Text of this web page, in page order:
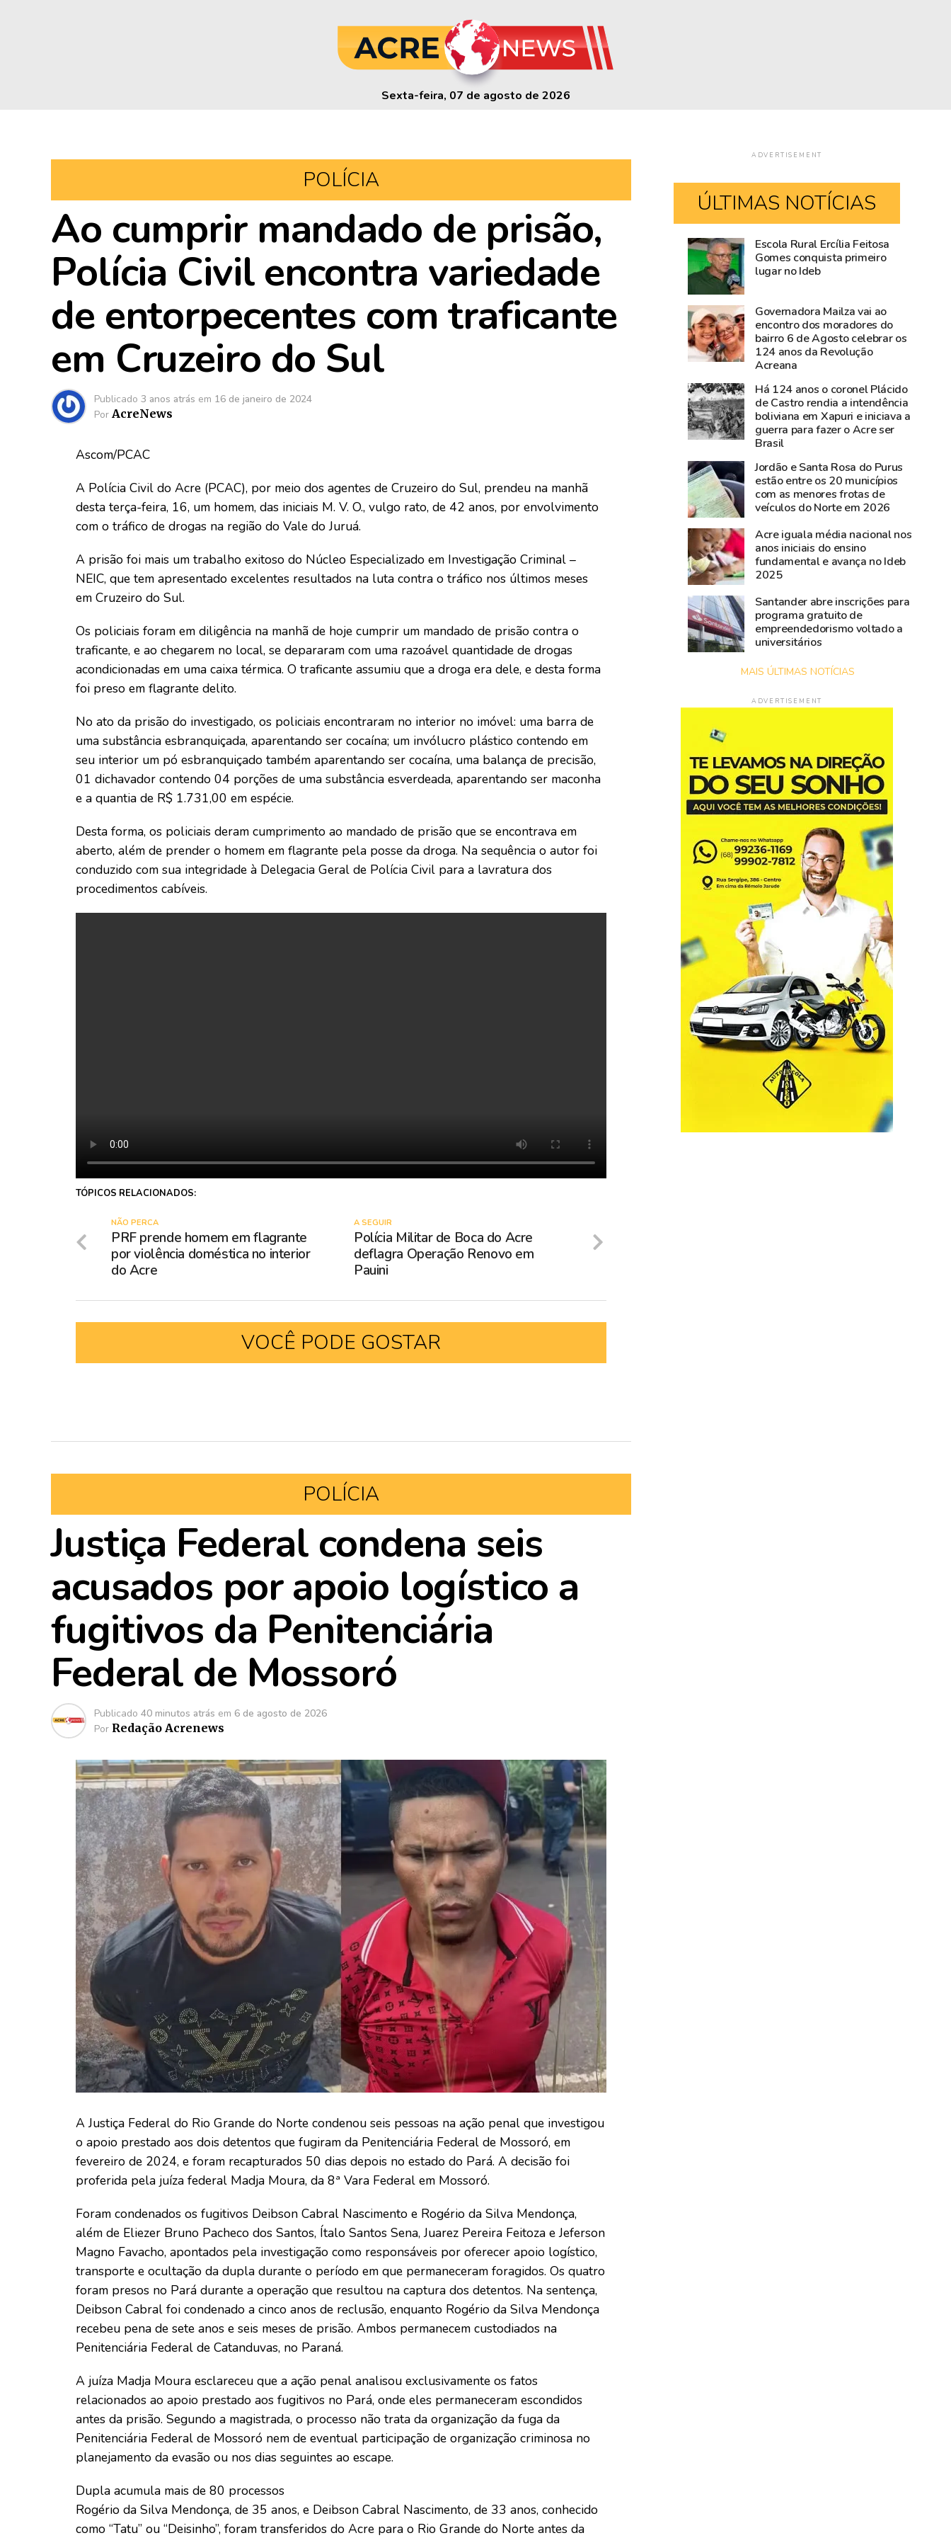
Sexta-feira, 07 de agosto de 2026
POLÍCIA
Ao cumprir mandado de prisão,
Polícia Civil encontra variedade
de entorpecentes com traficante
em Cruzeiro do Sul
Publicado 3 anos atrás em 16 de janeiro de 2024
Por AcreNews
Ascom/PCAC
A Polícia Civil do Acre (PCAC), por meio dos agentes de Cruzeiro do Sul, prendeu na manhã
desta terça-feira, 16, um homem, das iniciais M. V. O., vulgo rato, de 42 anos, por envolvimento
com o tráfico de drogas na região do Vale do Juruá.
A prisão foi mais um trabalho exitoso do Núcleo Especializado em Investigação Criminal –
NEIC, que tem apresentado excelentes resultados na luta contra o tráfico nos últimos meses
em Cruzeiro do Sul.
Os policiais foram em diligência na manhã de hoje cumprir um mandado de prisão contra o
traficante, e ao chegarem no local, se depararam com uma razoável quantidade de drogas
acondicionadas em uma caixa térmica. O traficante assumiu que a droga era dele, e desta forma
foi preso em flagrante delito.
No ato da prisão do investigado, os policiais encontraram no interior no imóvel: uma barra de
uma substância esbranquiçada, aparentando ser cocaína; um invólucro plástico contendo em
seu interior um pó esbranquiçado também aparentando ser cocaína, uma balança de precisão,
01 dichavador contendo 04 porções de uma substância esverdeada, aparentando ser maconha
e a quantia de R$ 1.731,00 em espécie.
Desta forma, os policiais deram cumprimento ao mandado de prisão que se encontrava em
aberto, além de prender o homem em flagrante pela posse da droga. Na sequência o autor foi
conduzido com sua integridade à Delegacia Geral de Polícia Civil para a lavratura dos
procedimentos cabíveis.
TÓPICOS RELACIONADOS:
A SEGUIR
Polícia Militar de Boca do Acre
deflagra Operação Renovo em
Pauini
NÃO PERCA
PRF prende homem em flagrante
por violência doméstica no interior
do Acre
VOCÊ PODE GOSTAR
POLÍCIA
Justiça Federal condena seis
acusados por apoio logístico a
fugitivos da Penitenciária
Federal de Mossoró
Publicado 40 minutos atrás em 6 de agosto de 2026
Por Redação Acrenews
A Justiça Federal do Rio Grande do Norte condenou seis pessoas na ação penal que investigou
o apoio prestado aos dois detentos que fugiram da Penitenciária Federal de Mossoró, em
fevereiro de 2024, e foram recapturados 50 dias depois no estado do Pará. A decisão foi
proferida pela juíza federal Madja Moura, da 8ª Vara Federal em Mossoró.
Foram condenados os fugitivos Deibson Cabral Nascimento e Rogério da Silva Mendonça,
além de Eliezer Bruno Pacheco dos Santos, Ítalo Santos Sena, Juarez Pereira Feitoza e Jeferson
Magno Favacho, apontados pela investigação como responsáveis por oferecer apoio logístico,
transporte e ocultação da dupla durante o período em que permaneceram foragidos. Os quatro
foram presos no Pará durante a operação que resultou na captura dos detentos. Na sentença,
Deibson Cabral foi condenado a cinco anos de reclusão, enquanto Rogério da Silva Mendonça
recebeu pena de sete anos e seis meses de prisão. Ambos permanecem custodiados na
Penitenciária Federal de Catanduvas, no Paraná.
A juíza Madja Moura esclareceu que a ação penal analisou exclusivamente os fatos
relacionados ao apoio prestado aos fugitivos no Pará, onde eles permaneceram escondidos
antes da prisão. Segundo a magistrada, o processo não trata da organização da fuga da
Penitenciária Federal de Mossoró nem de eventual participação de organização criminosa no
planejamento da evasão ou nos dias seguintes ao escape.
Dupla acumula mais de 80 processos
Rogério da Silva Mendonça, de 35 anos, e Deibson Cabral Nascimento, de 33 anos, conhecido
como “Tatu” ou “Deisinho”, foram transferidos do Acre para o Rio Grande do Norte antes da
ADVERTISEMENT
ÚLTIMAS NOTÍCIAS
Após
articulação
do
Estado,
documentos
históricos
de
de
Castro
são
resgatados
em
São
Gabriel,
no
Rio
Grande
do
Sul
Casamento
coletivo
será
realizado
nesta
sexta-
feira,
Expoacre
Escola Rural Ercília Feitosa
Gomes conquista primeiro
lugar no Ideb
Governadora Mailza vai ao
encontro dos moradores do
bairro 6 de Agosto celebrar os
124 anos da Revolução
Acreana
Há 124 anos o coronel Plácido
de Castro rendia a intendência
boliviana em Xapuri e iniciava a
guerra para fazer o Acre ser
Brasil
Jordão e Santa Rosa do Purus
estão entre os 20 municípios
com as menores frotas de
veículos do Norte em 2026
Acre iguala média nacional nos
anos iniciais do ensino
fundamental e avança no Ideb
2025
Santander abre inscrições para
programa gratuito de
empreendedorismo voltado a
universitários
MAIS ÚLTIMAS NOTÍCIAS
ADVERTISEMENT